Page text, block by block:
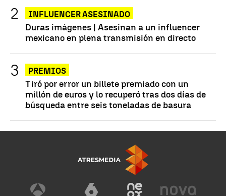
INFLUENCER ASESINADO
Duras imágenes | Asesinan a un influencer
mexicano en plena transmisión en directo
PREMIOS
Tiró por error un billete premiado con un
millón de euros y lo recuperó tras dos días de
búsqueda entre seis toneladas de basura